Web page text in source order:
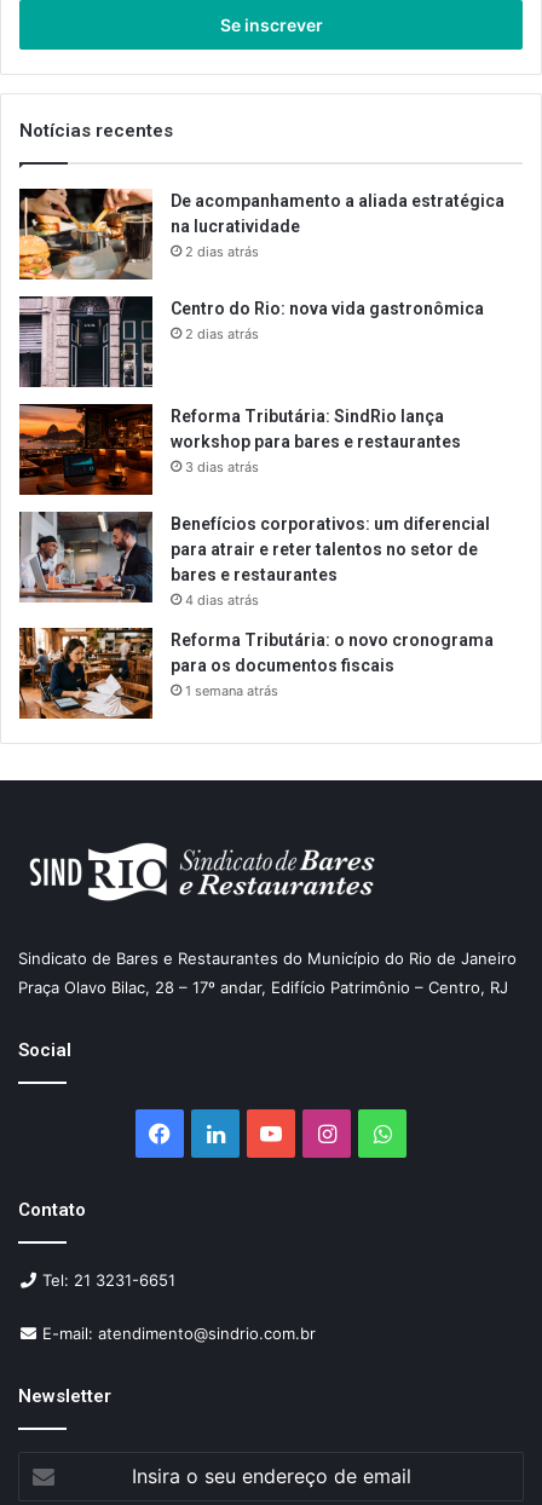
de
email
Notícias recentes
De acompanhamento a aliada estratégica
na lucratividade
2 dias atrás
Centro do Rio: nova vida gastronômica
2 dias atrás
Reforma Tributária: SindRio lança
workshop para bares e restaurantes
3 dias atrás
Benefícios corporativos: um diferencial
para atrair e reter talentos no setor de
bares e restaurantes
4 dias atrás
Reforma Tributária: o novo cronograma
para os documentos fiscais
1 semana atrás
Sindicato de Bares e Restaurantes do Município do Rio de Janeiro
Praça Olavo Bilac, 28 – 17º andar, Edifício Patrimônio – Centro, RJ
Social
Facebook
LinkedinYouTubeInstagramWhatsApp
Contato
Tel: 21 3231-6651
E-mail: atendimento@sindrio.com.br
Newsletter